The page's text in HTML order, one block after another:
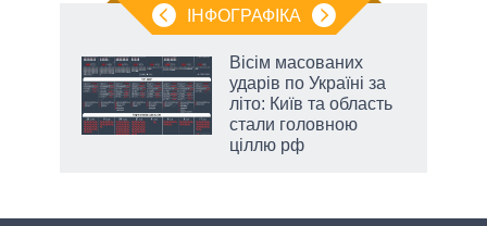
ІНФОГРАФІКА
Вісім масованих
ударів по Україні за
літо: Київ та область
стали головною
ціллю рф